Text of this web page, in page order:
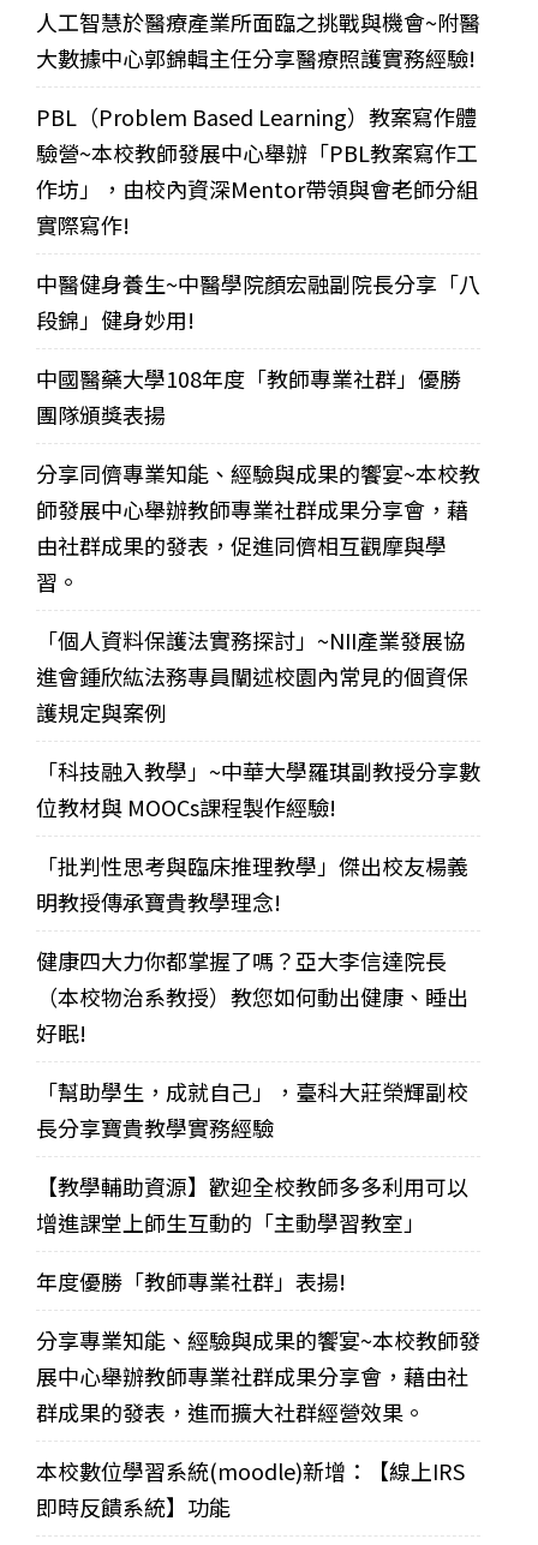
人工智慧於醫療產業所面臨之挑戰與機會~附醫
大數據中心郭錦輯主任分享醫療照護實務經驗!
PBL（Problem Based Learning）教案寫作體
驗營~本校教師發展中心舉辦「PBL教案寫作工
作坊」，由校內資深Mentor帶領與會老師分組
實際寫作!
中醫健身養生~中醫學院顏宏融副院長分享「八
段錦」健身妙用!
中國醫藥大學108年度「教師專業社群」優勝
團隊頒獎表揚
分享同儕專業知能、經驗與成果的饗宴~本校教
師發展中心舉辦教師專業社群成果分享會，藉
由社群成果的發表，促進同儕相互觀摩與學
習。
「個人資料保護法實務探討」~NII產業發展協
進會鍾欣紘法務專員闡述校園內常見的個資保
護規定與案例
「科技融入教學」~中華大學羅琪副教授分享數
位教材與 MOOCs課程製作經驗!
「批判性思考與臨床推理教學」傑出校友楊義
明教授傳承寶貴教學理念!
健康四大力你都掌握了嗎？亞大李信達院長
（本校物治系教授）教您如何動出健康、睡出
好眠!
「幫助學生，成就自己」，臺科大莊榮輝副校
長分享寶貴教學實務經驗
【教學輔助資源】歡迎全校教師多多利用可以
增進課堂上師生互動的「主動學習教室」
年度優勝「教師專業社群」表揚!
分享專業知能、經驗與成果的饗宴~本校教師發
展中心舉辦教師專業社群成果分享會，藉由社
群成果的發表，進而擴大社群經營效果。
本校數位學習系統(moodle)新增：【線上IRS
即時反饋系統】功能